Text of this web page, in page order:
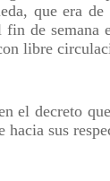
que era
fin de semana
libre
el decreto
hacia sus